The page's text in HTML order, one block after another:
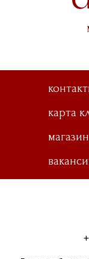
карта